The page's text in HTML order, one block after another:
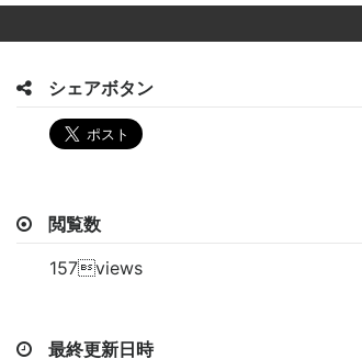
シェアボタン
閲覧数
157views
最終更新日時